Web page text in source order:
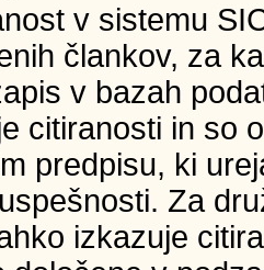
v sistemu
člankov, za
v bazah
citiranosti in so
predpisu, ki
Za
izkazuje